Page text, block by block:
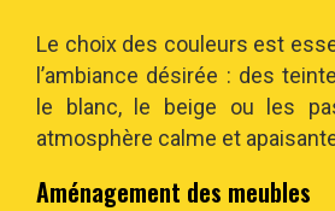
Le choix des couleurs est
l’ambiance désirée : des
le blanc, le beige ou les
atmosphère calme et
Aménagement des meubles